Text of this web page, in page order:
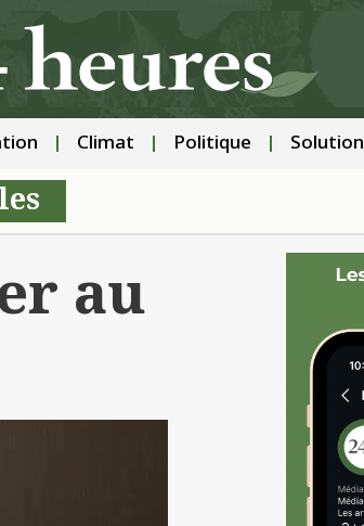
Climat Politique Solution
au